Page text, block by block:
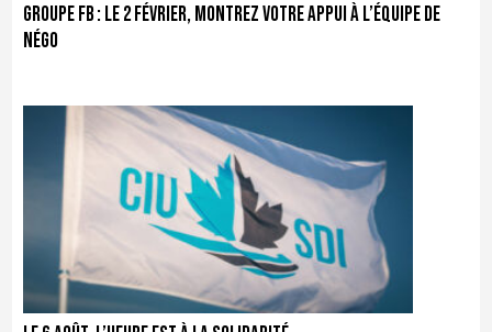
Groupe FB : le 2 février, montrez votre appui à l’équipe de
négo